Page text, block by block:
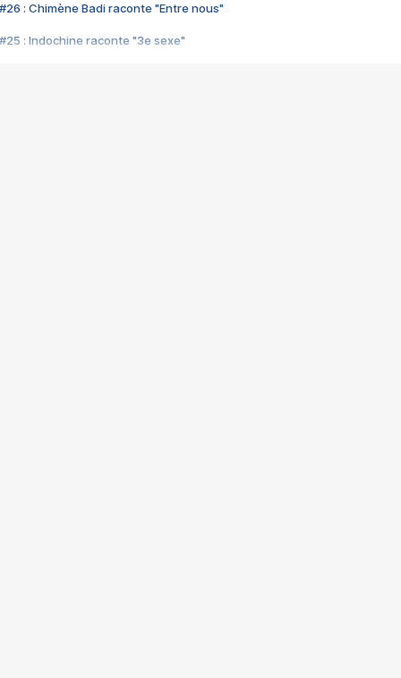
#26 : Chimène Badi raconte "Entre nous"
#25 : Indochine raconte "3e sexe"